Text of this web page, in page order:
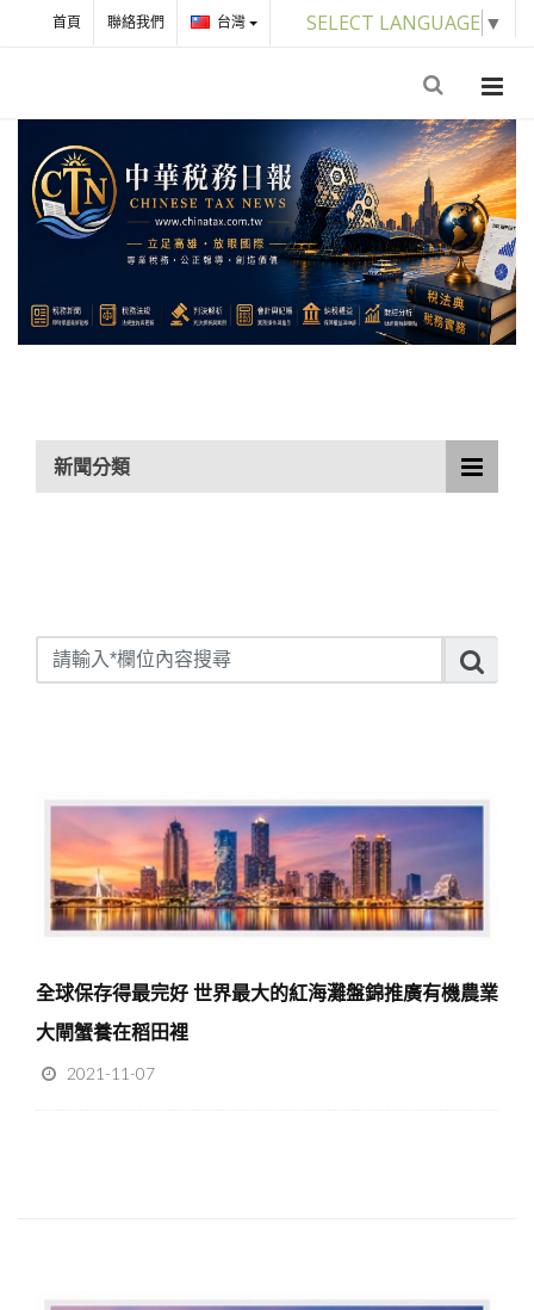
SELECT LANGUAGE ▼
首頁 聯絡我們 台灣
新聞分類
全球保存得最完好 世界最大的紅海灘盤錦推廣有機農業
大閘蟹養在稻田裡
2021-11-07